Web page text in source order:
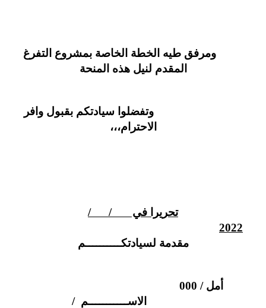
ومرفق طيه الخطة الخاصة بمشروع التفرغ
المقدم لنيل هذه المنحة
وتفضلوا سيادتكم بقبول وافر
الاحترام،،،
تحريرا في / /
2022
مقدمة لسيادتكــــــــــم
الاســـــــــــم /